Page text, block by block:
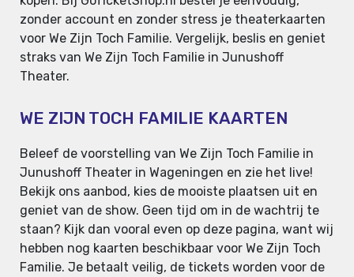
zonder account en zonder stress je theaterkaarten
voor We Zijn Toch Familie. Vergelijk, beslis en geniet
straks van We Zijn Toch Familie in Junushoff
Theater.
WE ZIJN TOCH FAMILIE KAARTEN
Beleef de voorstelling van We Zijn Toch Familie in
Junushoff Theater in Wageningen en zie het live!
Bekijk ons aanbod, kies de mooiste plaatsen uit en
geniet van de show. Geen tijd om in de wachtrij te
staan? Kijk dan vooral even op deze pagina, want wij
hebben nog kaarten beschikbaar voor We Zijn Toch
Familie. Je betaalt veilig, de tickets worden voor de